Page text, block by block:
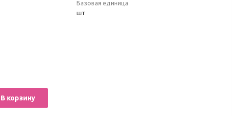
В корзину
Базовая единица
шт